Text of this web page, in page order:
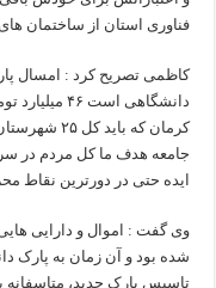
فناوری استان از ساختمان
کاظمی تصریح کرد : امسال
دانشگاهی
جامعه هدف ما کل مردم در
ایده حتی در دورترین نقاط
وی گفت : اموال و دارایی
شده بود و آن زمان به پارک
تاسیس پارک جدید، متاسفانه